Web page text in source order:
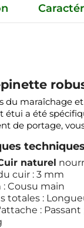
du maraîchage
étui a été
de portage,
techniques
naturel
cuir : 3 mm
Cousu main
totales :
: